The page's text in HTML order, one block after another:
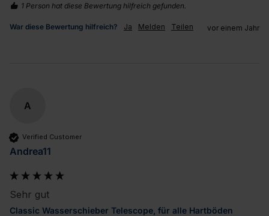
1 Person hat diese Bewertung hilfreich gefunden.
War diese Bewertung hilfreich? Ja Melden Teilen vor einem Jahr
A
Verified Customer
Andrea11
Sehr gut
Classic Wasserschieber Telescope, für alle Hartböden